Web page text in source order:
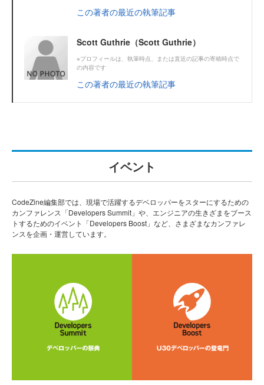
この著者の最近の執筆記事
Scott Guthrie（Scott Guthrie）
※プロフィールは、執筆時点、または直近の記事の寄稿時点で
の内容です
この著者の最近の執筆記事
イベント
CodeZine編集部では、現場で活躍するデベロッパーをスターにするための
カンファレンス「Developers Summit」や、エンジニアの生きざまをブース
トするためのイベント「Developers Boost」など、さまざまなカンファレ
ンスを企画・運営しています。